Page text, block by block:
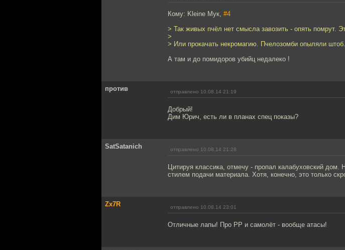
Кому: Kleine Мук, #4
> Так живых пчёл нет смысла завозить - опять помрут.
>
> Или прокачать некромагию. Пчелозомби опыляли штоб.
А там и до помидоров убийц недалеко !
против отправлено 10.08.14 21:19
Добрый!
Дим Юрич, есть ли в планах спец показы?
SatSatanich отправлено 10.08.14 21:28
Цитируя классика, отмечу - пропал калабуховский
стилем подачи материала. Хотя, конечно, это только
Zx7R отправлено 10.08.14 23:01
Отличные лапы! Про РР и самолёт - вообще атасы!